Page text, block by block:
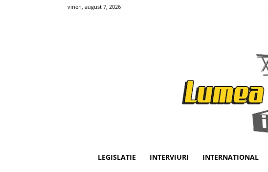
vineri, august 7, 2026
LEGISLATIE INTERVIURI INTERNATIONAL